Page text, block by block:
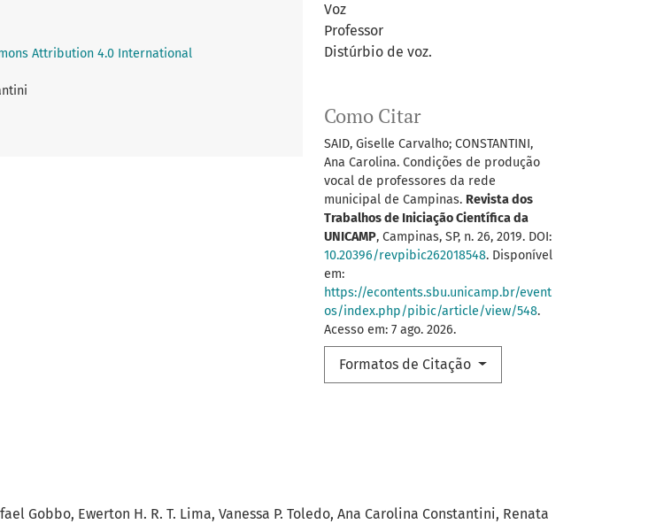
Voz
Professor
Distúrbio de voz.
Como Citar
SAID, Giselle Carvalho; CONSTANTINI,
Ana Carolina. Condições de produção
vocal de professores da rede
municipal de Campinas. Revista dos
Trabalhos de Iniciação Científica da
UNICAMP, Campinas, SP, n. 26, 2019. DOI:
10.20396/revpibic262018548. Disponível
em:
https://econtents.sbu.unicamp.br/event
os/index.php/pibic/article/view/548.
Acesso em: 7 ago. 2026.
Formatos de Citação
Attribution 4.0 International
Gobbo, Ewerton H. R. T. Lima, Vanessa P. Toledo, Ana Carolina Constantini, Renata